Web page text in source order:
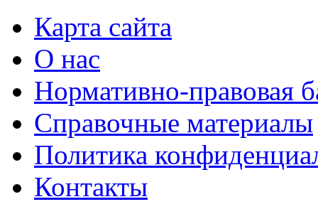
Карта сайта
О нас
Нормативно-правовая
Справочные материалы
Политика
Контакты